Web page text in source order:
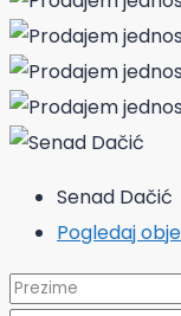
Senad Dačić
Pogledaj